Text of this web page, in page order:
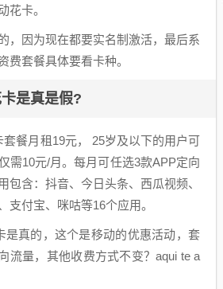
花卡。
，因为现在都要实名制激活，最后系
费套餐具体要看卡种。
是真是假?
餐月租19元， 25岁及以下的用户可
需10元/月。每月可任选3款APP定向
包含：抖音、今日头条、西瓜视频、
支付宝、咪咕等16个应用。
是真的，这个是移动的优惠活动，套
流量，其他收费方式不变？aqui te a